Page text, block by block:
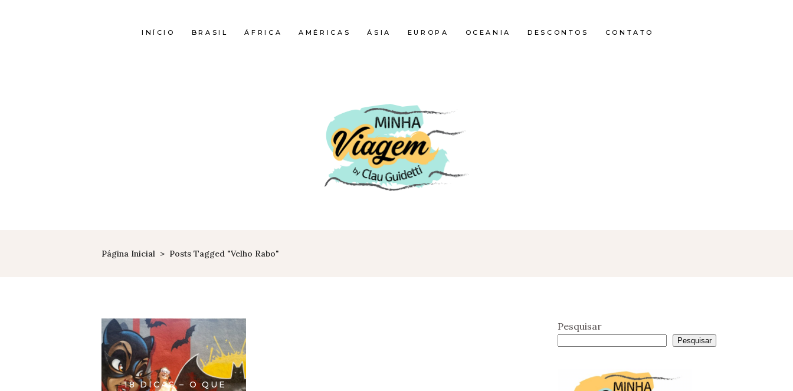
INÍCIO BRASIL ÁFRICA AMÉRICAS ÁSIA EUROPA OCEANIA DESCONTOS CONTATO
Página Inicial > Posts Tagged "velho Rabo"
18 DICAS – O QUE
Pesquisar
Pesquisar